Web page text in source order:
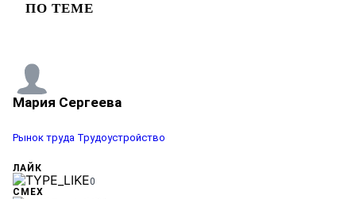
ПО ТЕМЕ
Мария Сергеева
Рынок труда Трудоустройство
ЛАЙК
0
СМЕХ